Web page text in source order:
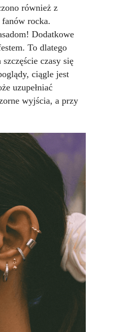
również z
rocka.
Dodatkowe
To dlatego
czasy się
ciągle jest
uzupełniać
wyjścia, a przy